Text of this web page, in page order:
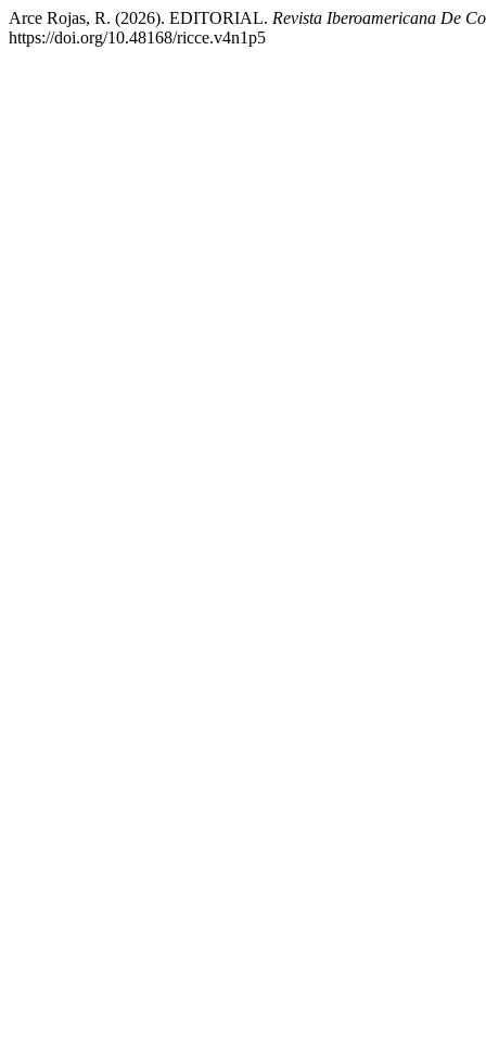
Arce Rojas, R. (2026). EDITORIAL. Revista Iberoamericana De
https://doi.org/10.48168/ricce.v4n1p5